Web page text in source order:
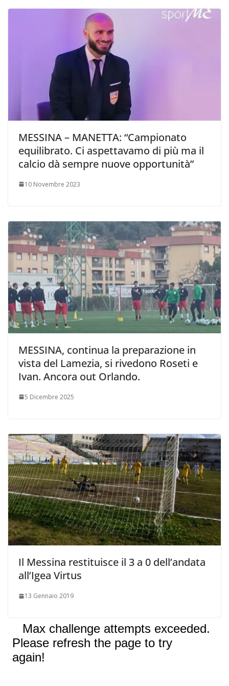
MESSINA – MANETTA: “Campionato
equilibrato. Ci aspettavamo di più ma il
calcio dà sempre nuove opportunità”
10 Novembre 2023
MESSINA, continua la preparazione in
vista del Lamezia, si rivedono Roseti e
Ivan. Ancora out Orlando.
5 Dicembre 2025
Il Messina restituisce il 3 a 0 dell’andata
all’Igea Virtus
13 Gennaio 2019